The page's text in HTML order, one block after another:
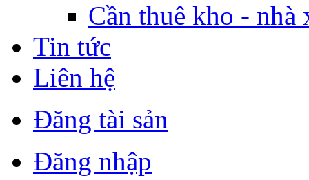
Cần thuê kho - nhà
Tin tức
Liên hệ
Đăng tài sản
Đăng nhập